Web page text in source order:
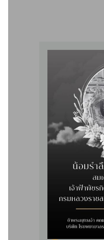
ข่าว
2025-10-27